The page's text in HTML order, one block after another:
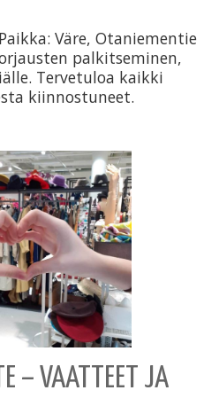
Väre, Otaniementie
palkitseminen,
Tervetuloa kaikki
kiinnostuneet.
– VAATTEET JA